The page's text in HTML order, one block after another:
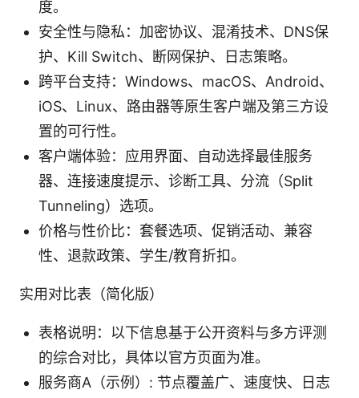
度。
安全性与隐私：加密协议、混淆技术、DNS保
护、Kill Switch、断网保护、日志策略。
跨平台支持：Windows、macOS、Android、
iOS、Linux、路由器等原生客户端及第三方设
置的可行性。
客户端体验：应用界面、自动选择最佳服务
器、连接速度提示、诊断工具、分流（Split
Tunneling）选项。
价格与性价比：套餐选项、促销活动、兼容
性、退款政策、学生/教育折扣。
实用对比表（简化版）
表格说明：以下信息基于公开资料与多方评测
的综合对比，具体以官方页面为准。
服务商A（示例）: 节点覆盖广、速度快、日志